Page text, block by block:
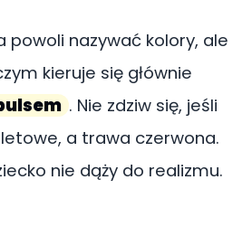
powoli nazywać kolory, ale
kieruje się głównie
. Nie zdziw się, jeśli
a trawa czerwona.
nie dąży do realizmu.